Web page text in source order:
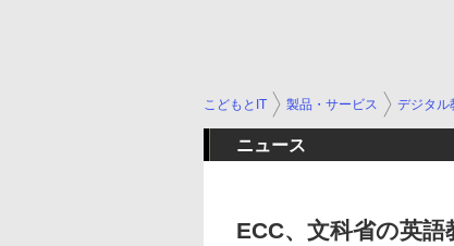
こどもとIT 製品・サービス デジタル
ニュース
ECC、文科省の英